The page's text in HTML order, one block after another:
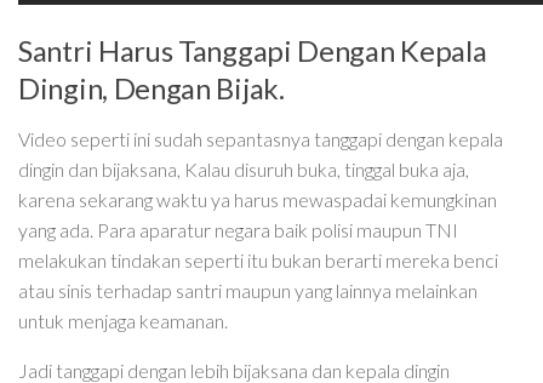
Santri Harus Tanggapi Dengan Kepala
Dingin, Dengan Bijak.
Video seperti ini sudah sepantasnya tanggapi dengan kepala
dingin dan bijaksana, Kalau disuruh buka, tinggal buka aja,
karena sekarang waktu ya harus mewaspadai kemungkinan
yang ada. Para aparatur negara baik polisi maupun TNI
melakukan tindakan seperti itu bukan berarti mereka benci
atau sinis terhadap santri maupun yang lainnya melainkan
untuk menjaga keamanan.
Jadi tanggapi dengan lebih bijaksana dan kepala dingin